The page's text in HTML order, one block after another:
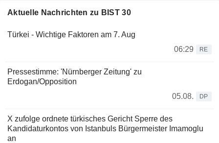
Aktuelle Nachrichten zu BIST 30
Türkei - Wichtige Faktoren am 7. Aug
06:29
RE
Pressestimme: 'Nürnberger Zeitung' zu
Erdogan/Opposition
05.08.
DP
X zufolge ordnete türkisches Gericht Sperre des
Kandidaturkontos von Istanbuls Bürgermeister Imamoglu
an